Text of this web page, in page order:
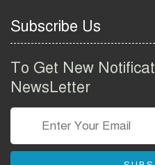
তথ্য
Subscribe Us
To Get New
NewsLetter